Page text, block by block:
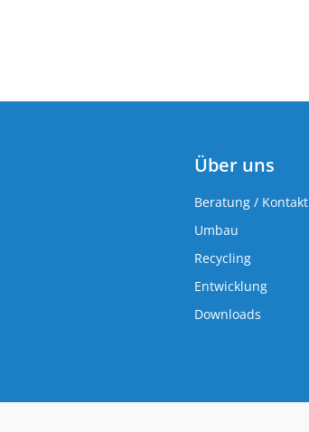
Über uns
Beratung / Kontakt
Umbau
Recycling
Entwicklung
Downloads